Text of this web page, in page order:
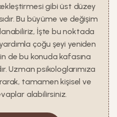
gibi üst düzey
Bu büyüme ve değişim
İşte bu noktada
çoğu şeyi yeniden
de bu konuda kafasına
Uzman psikologlarımıza
tamamen kişisel ve
alabilirsiniz.